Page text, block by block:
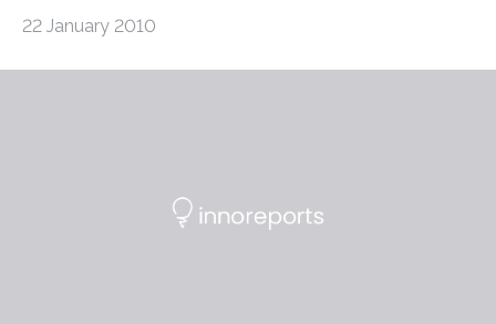
22 January 2010